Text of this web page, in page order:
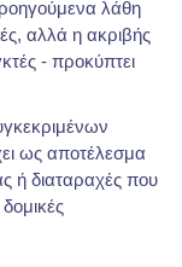
λάθη
αλλά η ακριβής
- προκύπτει
ως αποτέλεσμα
ή διαταραχές που